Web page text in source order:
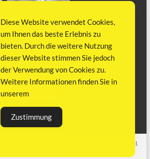
von ThemeGrill.
Diese Website verwendet Cookies,
um Ihnen das beste Erlebnis zu
bieten. Durch die weitere Nutzung
dieser Website stimmen Sie jedoch
der Verwendung von Cookies zu.
Weitere Informationen finden Sie in
unserem
Zustimmung